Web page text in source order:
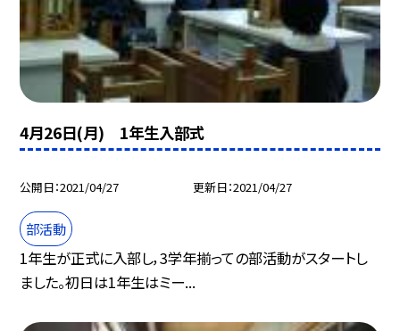
4月26日(月) 1年生入部式
公開日 2021/04/27 更新日 2021/04/27
部活動
1年生が正式に入部し，3学年揃っての部活動がスタートし
ました。初日は1年生はミー...